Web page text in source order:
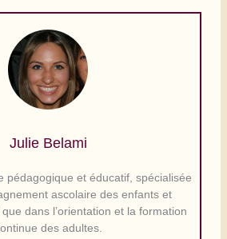
Julie Belami
pédagogique et éducatif, spécialisée
ascolaire des enfants et
dans l’orientation et la formation
des adultes.